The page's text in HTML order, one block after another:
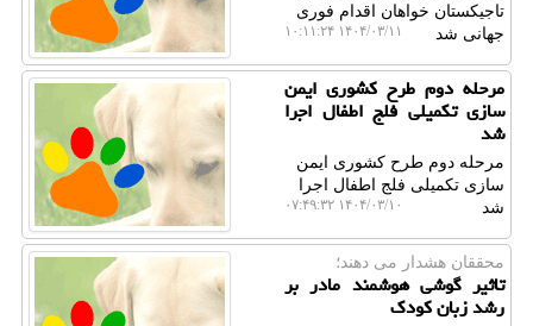
تاجیکستان خواهان اقدام فوری
جهانی شد
۱۴۰۴/۰۳/۱۱ ۱۰:۱۱:۲۴
مرحله دوم طرح کشوری ایمن
سازی تکمیلی فلج اطفال اجرا
شد
مرحله دوم طرح کشوری ایمن
سازی تکمیلی فلج اطفال اجرا
شد
۱۴۰۴/۰۳/۱۰ ۰۷:۴۹:۳۲
محققان هشدار می دهند؛
تاثیر گوشی هوشمند مادر بر
رشد زبان کودک